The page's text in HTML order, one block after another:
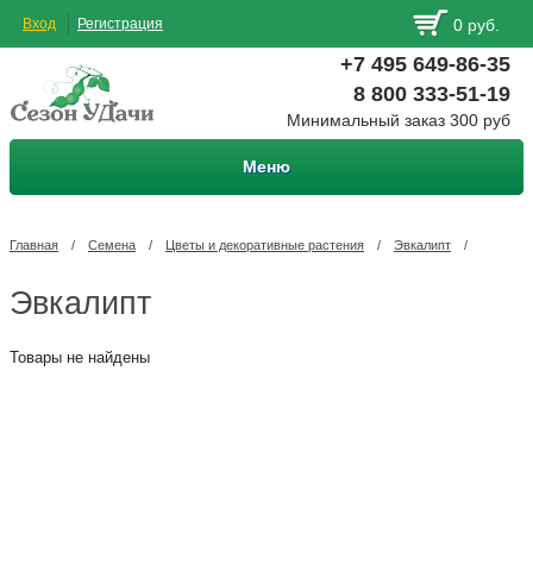
Вход Регистрация 0 руб.
+7 495 649-86-35
8 800 333-51-19
Минимальный заказ 300 руб
Меню
Главная / Семена / Цветы и декоративные растения / Эвкалипт /
Эвкалипт
Товары не найдены